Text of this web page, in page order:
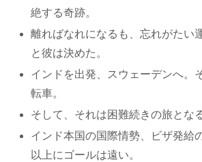
絶する奇跡。
離ればなれになるも、忘れがたい
と彼は決めた。
インドを出発、スウェーデンへ。
転車。
そして、それは困難続きの旅とな
インド本国の国際情勢、ビザ発給
以上にゴールは遠い。